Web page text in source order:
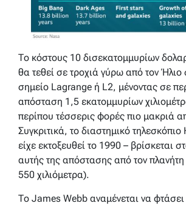
Το κόστους 10 δισεκατομμυρίων
θα τεθεί σε τροχιά γύρω από τον Ήλιο
σημείο Lagrange ή L2, μένοντας σε
απόσταση 1,5 εκατομμυρίων
περίπου τέσσερις φορές πιο μακριά
Συγκριτικά, το διαστημικό
είχε εκτοξευθεί το 1990 – βρίσκεται
αυτής της απόστασης από τον
550 χιλιόμετρα).
Το James Webb αναμένεται να